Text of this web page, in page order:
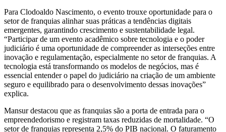
Para Clodoaldo Nascimento, o evento trouxe oportunidade para o
setor de franquias alinhar suas práticas a tendências digitais
emergentes, garantindo crescimento e sustentabilidade legal.
“Participar de um evento acadêmico sobre tecnologia e o poder
judiciário é uma oportunidade de compreender as interseções entre
inovação e regulamentação, especialmente no setor de franquias. A
tecnologia está transformando os modelos de negócios, mas é
essencial entender o papel do judiciário na criação de um ambiente
seguro e equilibrado para o desenvolvimento dessas inovações”
explica.
Mansur destacou que as franquias são a porta de entrada para o
empreendedorismo e registram taxas reduzidas de mortalidade. “O
setor de franquias representa 2,5% do PIB nacional. O faturamento